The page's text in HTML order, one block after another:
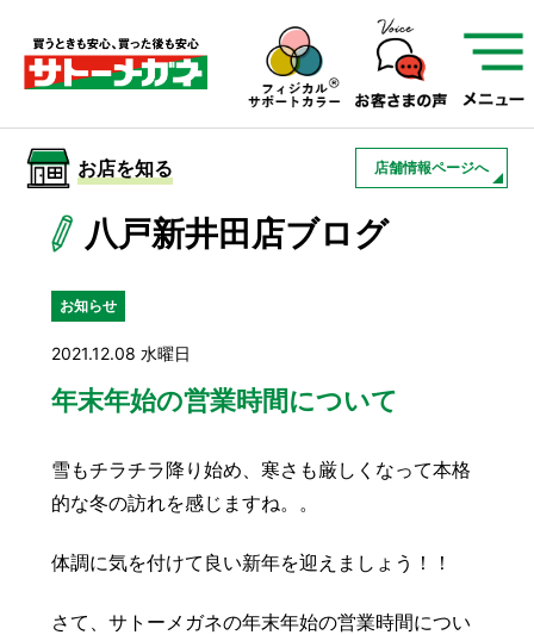
サトーメガネを知る
サトーメガネについて
01 サトーメガネの遠近
検査・フィッティング
03 アフターサービス
お店を知る
サービスを知る
遠近両用 フレームについて 補聴器
レンズ交換 豆知識 レスキュー ご購入の流れ
お知らせ 会社概要
お店を知る 店舗情報ページへ
八戸新井田店ブログ
お知らせ
2021.12.08 水曜日
年末年始の営業時間について
雪もチラチラ降り始め、寒さも厳しくなって本格
的な冬の訪れを感じますね。。
体調に気を付けて良い新年を迎えましょう！！
さて、サトーメガネの年末年始の営業時間につい